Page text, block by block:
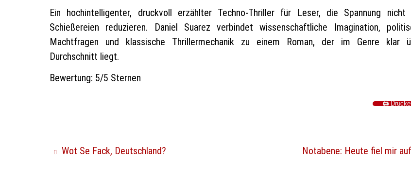
Ein hochintelligenter, druckvoll erzählter Techno-Thriller für Leser, die Spannung nicht
Schießereien reduzieren. Daniel Suarez verbindet wissenschaftliche Imagination,
Machtfragen und klassische Thrillermechanik zu einem Roman, der im Genre klar
Durchschnitt liegt.
Bewertung: 5/5 Sternen
🖨️
Wot Se Fack, Deutschland? Notabene: Heute fiel mir auf